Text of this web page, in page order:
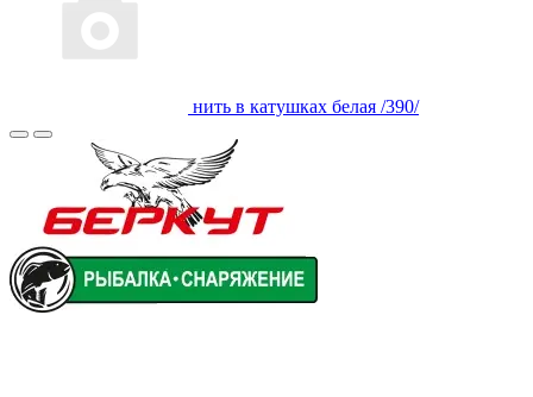
нить в катушках белая /390/